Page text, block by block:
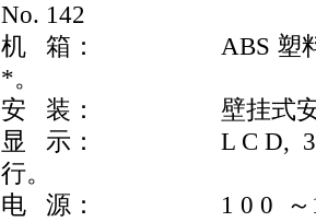
No. 142
机 箱： ABS 塑料 ,2
*。
安 装： 壁挂式安
显 示： L C D, 3 位测
行。
电 源： 1 0 0 ～11 5 /